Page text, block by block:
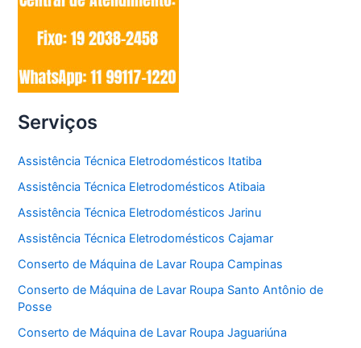
Serviços
Assistência Técnica Eletrodomésticos Itatiba
Assistência Técnica Eletrodomésticos Atibaia
Assistência Técnica Eletrodomésticos Jarinu
Assistência Técnica Eletrodomésticos Cajamar
Conserto de Máquina de Lavar Roupa Campinas
Conserto de Máquina de Lavar Roupa Santo Antônio de
Posse
Conserto de Máquina de Lavar Roupa Jaguariúna